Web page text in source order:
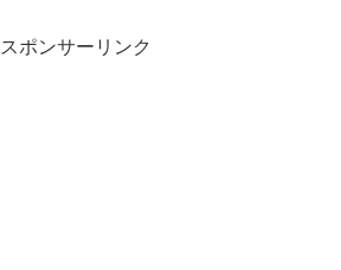
スポンサーリンク